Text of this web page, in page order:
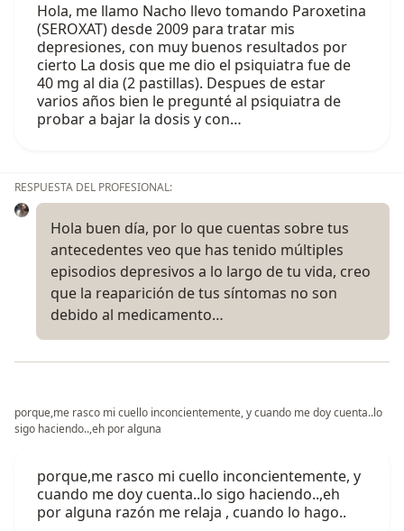
Hola, me llamo Nacho llevo tomando Paroxetina
(SEROXAT) desde 2009 para tratar mis
depresiones, con muy buenos resultados por
cierto La dosis que me dio el psiquiatra fue de
40 mg al dia (2 pastillas). Despues de estar
varios años bien le pregunté al psiquiatra de
probar a bajar la dosis y con…
RESPUESTA DEL PROFESIONAL:
Hola buen día, por lo que cuentas sobre tus
antecedentes veo que has tenido múltiples
episodios depresivos a lo largo de tu vida, creo
que la reaparición de tus síntomas no son
debido al medicamento…
porque,me rasco mi cuello inconcientemente, y cuando me doy cuenta..lo
sigo haciendo..,eh por alguna
porque,me rasco mi cuello inconcientemente, y
cuando me doy cuenta..lo sigo haciendo..,eh
por alguna razón me relaja , cuando lo hago..